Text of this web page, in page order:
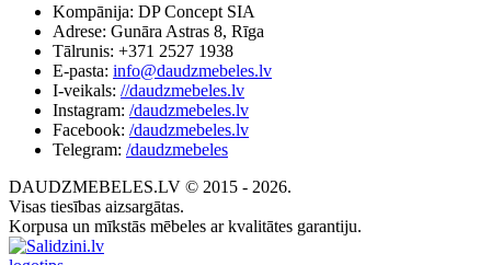
Kompānija: DP Concept SIA
Adrese: Gunāra Astras 8, Rīga
Tālrunis: +371 2527 1938
E-pasta: info@daudzmebeles.lv
I-veikals: //daudzmebeles.lv
Instagram: /daudzmebeles.lv
Facebook: /daudzmebeles.lv
Telegram: /daudzmebeles
DAUDZMEBELES.LV © 2015 - 2026.
Visas tiesības aizsargātas.
Korpusa un mīkstās mēbeles ar kvalitātes garantiju.